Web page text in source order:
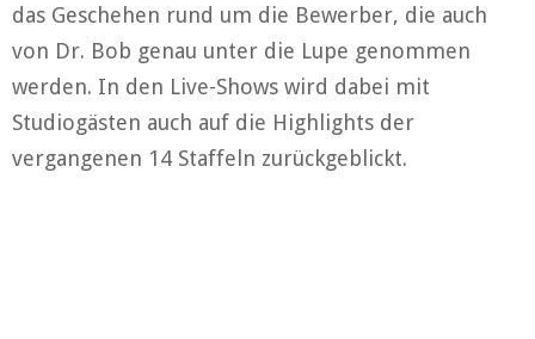
das Geschehen rund um die Bewerber, die auch
von Dr. Bob genau unter die Lupe genommen
werden. In den Live-Shows wird dabei mit
Studiogästen auch auf die Highlights der
vergangenen 14 Staffeln zurückgeblickt.